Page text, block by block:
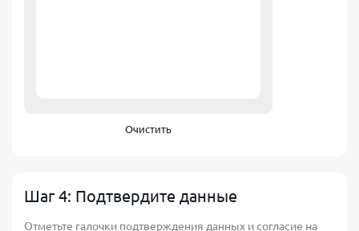
Очистить
Шаг 4: Подтвердите данные
Отметьте галочки подтверждения данных и согласие на